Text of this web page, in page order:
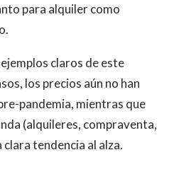
para alquiler como
claros de este
los precios aún no han
pandemia, mientras que
(alquileres, compraventa,
tendencia al alza.